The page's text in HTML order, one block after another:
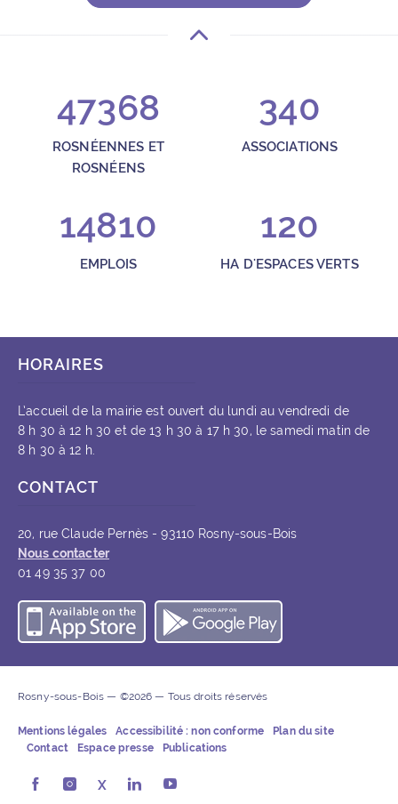
47368
ROSNÉENNES ET
ROSNÉENS
340
ASSOCIATIONS
14810
EMPLOIS
120
HA D'ESPACES VERTS
HORAIRES
L’accueil de la mairie est ouvert du lundi au vendredi de
8 h 30 à 12 h 30 et de 13 h 30 à 17 h 30, le samedi matin de
8 h 30 à 12 h.
CONTACT
20, rue Claude Pernès - 93110 Rosny-sous-Bois
Nous contacter
01 49 35 37 00
Télécharger l’application iOS
Rosny-sous-Bois — ©2026 — Tous droits réservés
Mentions légales Accessibilité : non conforme
Plan du site
Contact
Espace presse Publications
Rosny-sous-Bois sur Facebook (ouvre une nouvelle
Rosny-sous-Bois sur Instagram (ouvre une
X Rosny-sous-Bois sur LinkedIn (ouvre
Rosny-sous-Bois sur Youtube